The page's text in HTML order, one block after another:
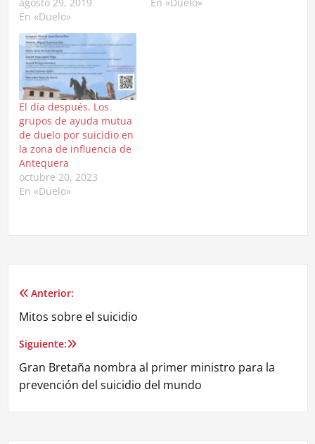
En «Duelo»
El día después. Los
grupos de ayuda mutua
de duelo por suicidio en
la zona de influencia de
Antequera
octubre 20, 2023
En «Duelo»
Navegación
de
entradas
Anterior:
Mitos sobre el suicidio
Siguiente:
Gran Bretaña nombra al primer ministro para la
prevención del suicidio del mundo